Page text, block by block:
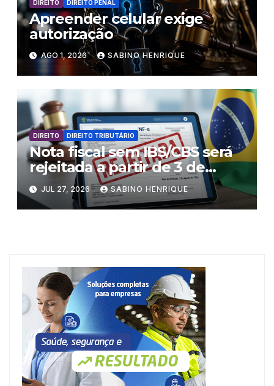
DIREITO DIREITO PENAL
Apreender celular exige
autorização
AGO 1, 2026 SABINO HENRIQUE
DIREITO DIREITO TRIBUTÁRIO
Nota fiscal sem IBS/CBS será
rejeitada a partir de 3 de
agosto
JUL 27, 2026 SABINO HENRIQUE